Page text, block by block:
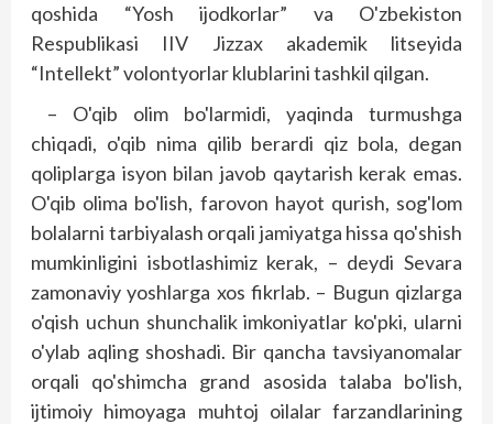
qoshida “Yosh ijodkorlar” va O'zbekiston
Respublikasi IIV Jizzax akademik litse­yida
“Intellekt” volontyorlar klublarini tashkil qilgan.
– O'qib olim bo'larmidi, yaqinda turmushga
chiqadi, o'qib nima qilib berardi qiz bola, degan
qoliplarga isyon bilan javob qaytarish kerak emas.
O'qib olima bo'lish, farovon hayot qurish, sog'lom
bolalarni tar­biyalash orqali jamiyatga hissa qo'shish
mumkinligini isbotlashimiz kerak, – deydi Sevara
zamonaviy yoshlarga xos fikrlab. – Bugun qizlarga
o'qish uchun shunchalik imkoniyatlar ko'pki, ularni
o'ylab aqling shoshadi. Bir qancha tavsiyanomalar
orqali qo'shimcha grand asosida talaba bo'lish,
ijtimoiy himoyaga muhtoj oilalar farzandlarining